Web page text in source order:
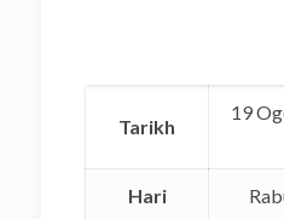
Tarikh
19
Hari